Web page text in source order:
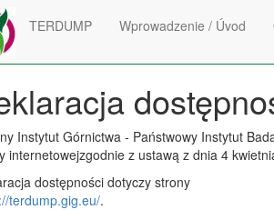
TERDUMP
Wprowadzenie / Úvod
Instytut Górnictwa - Państwowy Instytut
internetowejzgodnie z ustawą z dnia 4
dostępności dotyczy strony
terdump.gig.eu/.